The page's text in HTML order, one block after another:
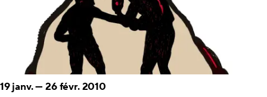
19 janv.—26 févr. 2010